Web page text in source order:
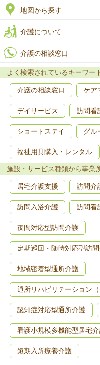
地図から探す
介護について
介護の相談窓口
よく検索されているキーワー
介護の相談窓口 ケア
デイサービス 訪問看
ショートステイ グル
福祉用具購入・レンタル
施設・サービス種類から事業
居宅介護支援 訪問介
訪問入浴介護 訪問看
夜間対応型訪問介護
定期巡回・随時対応型訪
地域密着型通所介護
通所リハビリテーション（
認知症対応型通所介護
看護小規模多機能型居宅
短期入所療養介護